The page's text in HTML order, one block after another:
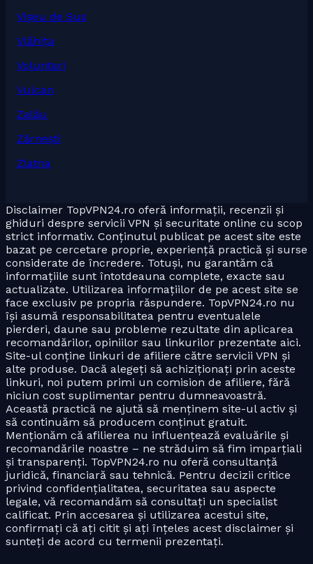
Vișeu de Sus
Vlăhița
Voluntari
Vulcan
Zalău
Zărnești
Zlatna
Disclaimer TopVPN24.ro oferă informații, recenzii și
ghiduri despre servicii VPN și securitate online cu scop
strict informativ. Conținutul publicat pe acest site este
bazat pe cercetare proprie, experiență practică și surse
considerate de încredere. Totuși, nu garantăm că
informațiile sunt întotdeauna complete, exacte sau
actualizate. Utilizarea informațiilor de pe acest site se
face exclusiv pe propria răspundere. TopVPN24.ro nu
își asumă responsabilitatea pentru eventualele
pierderi, daune sau probleme rezultate din aplicarea
recomandărilor, opiniilor sau linkurilor prezentate aici.
Site-ul conține linkuri de afiliere către servicii VPN și
alte produse. Dacă alegeți să achiziționați prin aceste
linkuri, noi putem primi un comision de afiliere, fără
niciun cost suplimentar pentru dumneavoastră.
Această practică ne ajută să menținem site-ul activ și
să continuăm să producem conținut gratuit.
Menționăm că afilierea nu influențează evaluările și
recomandările noastre – ne străduim să fim imparțiali
și transparenți. TopVPN24.ro nu oferă consultanță
juridică, financiară sau tehnică. Pentru decizii critice
privind confidențialitatea, securitatea sau aspecte
legale, vă recomandăm să consultați un specialist
calificat. Prin accesarea și utilizarea acestui site,
confirmați că ați citit și ați înțeles acest disclaimer și
sunteți de acord cu termenii prezentați.